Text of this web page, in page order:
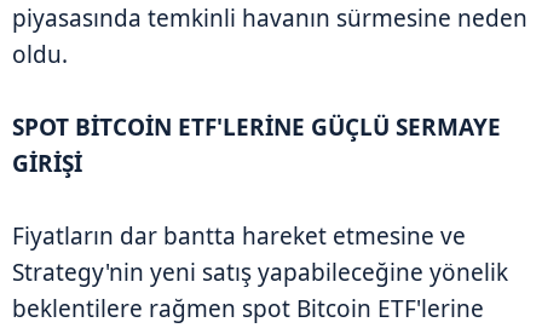
piyasasında temkinli havanın sürmesine neden
oldu.
SPOT BİTCOİN ETF'LERİNE GÜÇLÜ SERMAYE
GİRİŞİ
Fiyatların dar bantta hareket etmesine ve
Strategy'nin yeni satış yapabileceğine yönelik
beklentilere rağmen spot Bitcoin ETF'lerine